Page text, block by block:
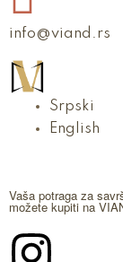
info@viand.rs
Srpski
English
Vaša potraga za
možete kupiti na